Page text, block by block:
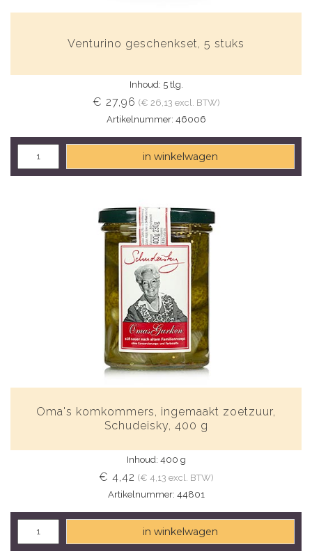
Venturino geschenkset, 5 stuks
Inhoud: 5 tlg.
€ 27,96 (€ 26,13 excl. BTW)
Artikelnummer: 46006
in winkelwagen
Oma's komkommers, ingemaakt zoetzuur,
Schudeisky, 400 g
Inhoud: 400 g
€ 4,42 (€ 4,13 excl. BTW)
Artikelnummer: 44801
in winkelwagen